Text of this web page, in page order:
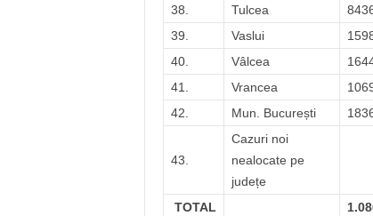
38.
Tulcea
39.
Vaslui
40.
Vâlcea
41.
Vrancea
42.
Mun. București
43.
Cazuri noi
nealocate pe
județe
TOTAL